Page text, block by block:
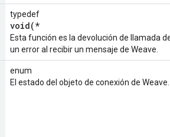
typedef
void(*
Esta función es la devolución de llamada
un error al recibir un mensaje de Weave.
enum
El estado del objeto de conexión de Weave.